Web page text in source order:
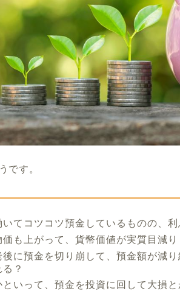
です。
いてコツコツ預金しているものの、
価も上がって、貨幣価値が実質目減
後に預金を切り崩して、預金額が減
る？
といって、預金を投資に回して大損と